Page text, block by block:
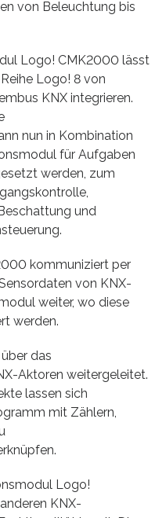
von Beleuchtung bis
Logo! CMK2000 lässt
Logo! 8 von
KNX integrieren.
nun in Kombination
für Aufgaben
werden, zum
und
kommuniziert per
von KNX-
weiter, wo diese
werden.
das
Aktoren weitergeleitet.
lassen sich
mit Zählern,
Logo!
KNX-